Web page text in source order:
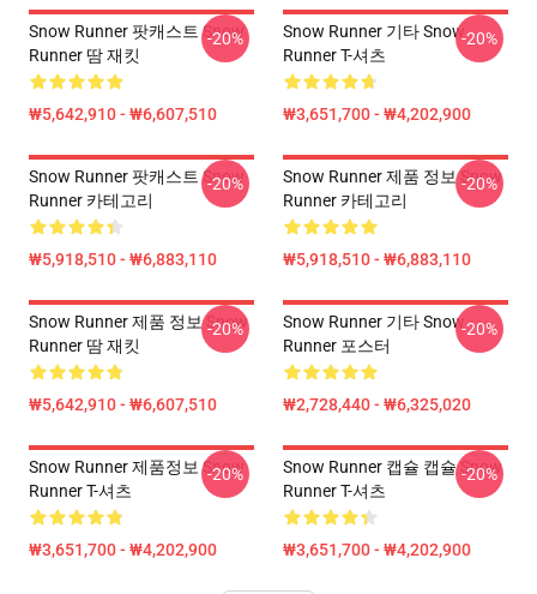
Snow Runner 팟캐스트 Snow
Runner 땀 재킷
₩5,642,910 - ₩6,607,510
-20%
Snow Runner 기타 Snow
Runner T-셔츠
₩3,651,700 - ₩4,202,900
-20%
Snow Runner 팟캐스트 Snow
Runner 카테고리
₩5,918,510 - ₩6,883,110
-20%
Snow Runner 제품 정보 Snow
Runner 카테고리
₩5,918,510 - ₩6,883,110
-20%
Snow Runner 제품 정보 Snow
Runner 땀 재킷
₩5,642,910 - ₩6,607,510
-20%
Snow Runner 기타 Snow
Runner 포스터
₩2,728,440 - ₩6,325,020
-20%
Snow Runner 제품정보 Snow
Runner T-셔츠
₩3,651,700 - ₩4,202,900
-20%
Snow Runner 캡슐 캡슐 Snow
Runner T-셔츠
₩3,651,700 - ₩4,202,900
-20%